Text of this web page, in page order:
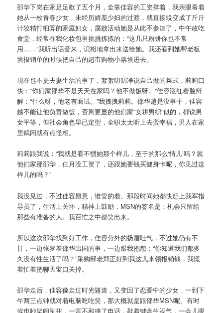
邵华下岗在家足足歇了五个月，全靠佳容的工资撑着，我亲眼看着
她从一枚青春少女，未经历娇羞少妇的过渡，就直接蜕变成了斤斤
计较精打细算的家庭妇女，腐败活动她是从此不参加了，中午改吃
食堂，经常在我化妆包里挑挑拣拣的：“这几只粉饼你也不常
用……”我听出话音来，识相地拿出来送给她。我还看到她帮老板
填报销单的时候把自己的超市购物小票填进去。
现在也不提夫妻生活的事了，絮絮叨叨净说自己做的菜式，莉莉口
快：“你们家邵华不是天天在家吗？他不做饭呀。”佳容涨红着脸辩
解：“什么呀，他老有面试。”我拽拽莉莉。邵华越是没事干，佳容
越不能让他负责做饭，否则更显的他们家“女耕男织“似的，都说男
女平等，但社会角色早已定型，全职太太听上去蛮幸福，男人在家
里赋闲就有点怪相。
莉莉跟我说：“我就是看不惯她那个样儿，至于的那么‘情儿’吗？就
他们家那邵华，仨月没工资了，还跟她要钱买健身卡呢，你见过这
样儿的吗？”
我没见过，不过佳容愿意，谁管的着。那段时间她都快赶上我军指
导员了，生活上关怀，精神上鼓励，MSN的签名是：机会只留给
那些有准备的人。我百忙之中都笑出来。
所以这次邵华找到好工作，佳容分外的扬眉吐气，不过她仍有不
甘，一边张罗着邵华出国的事，一边跟我抱怨：“你知道我们都多
久没有性生活了吗？”采购部老郑正好到我这儿来领报销钱，我慌
着忙着把聊天窗口关掉。
邵华走后，佳容像走过时光隧道，又变回了恋爱中的少女，一到下
午两三点钟就对着电脑吃吃笑，那大概就是跟邵华MSN呢。有时
候也吵架闹别扭，一言不和摔了电话，敲着键盘生闷气，一会儿眼